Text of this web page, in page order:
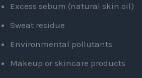
Excess sebum (natural skin oil)
Sweat residue
Environmental pollutants
Makeup or skincare products